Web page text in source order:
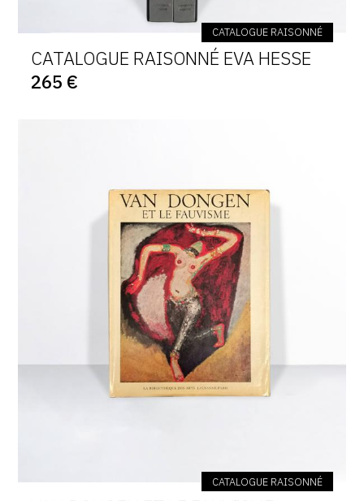
CATALOGUE RAISONNÉ
CATALOGUE RAISONNÉ EVA HESSE
265 €
CATALOGUE RAISONNÉ